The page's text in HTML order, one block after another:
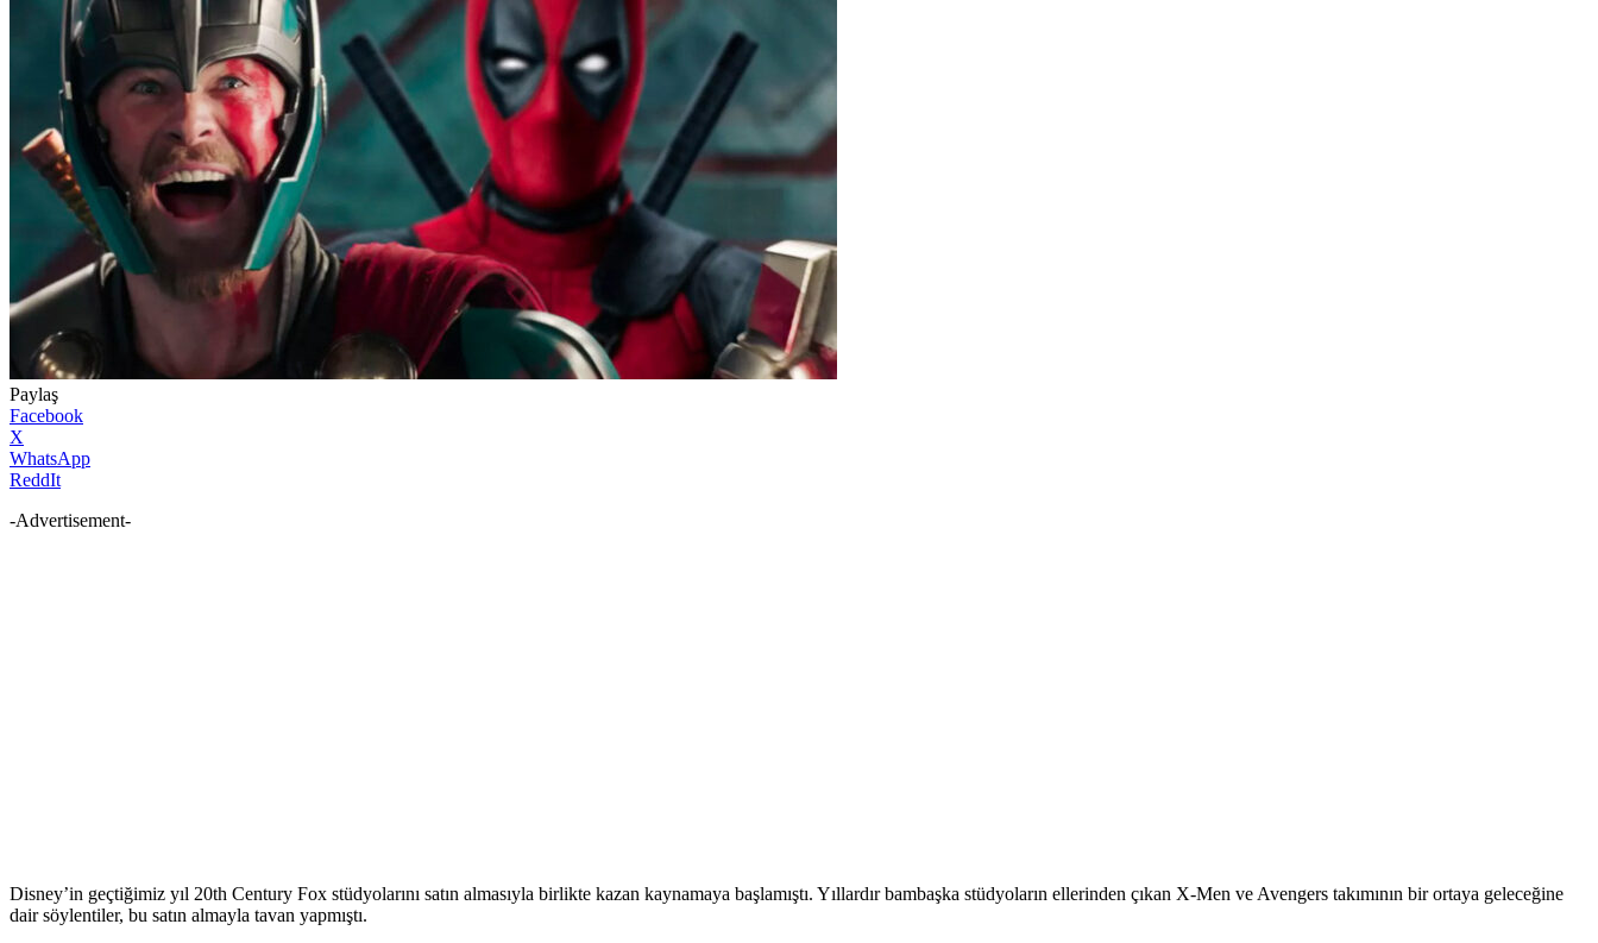
Paylaş
Facebook
X
WhatsApp
ReddIt
-Advertisement-
Disney’in geçtiğimiz yıl 20th Century Fox stüdyolarını satın almasıyla birlikte kazan kaynamaya başlamıştı. Yıllardır bambaşka stüdyoların ellerinden çıkan X-Men ve Avengers takımının bir ortaya geleceğine
dair söylentiler, bu satın almayla tavan yapmıştı.